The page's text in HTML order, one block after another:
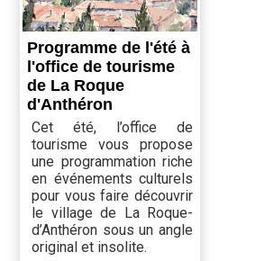
Programme de l'été à
l'office de tourisme
de La Roque
d'Anthéron
Cet été, l’office de
tourisme vous propose
une programmation riche
en événements culturels
pour vous faire découvrir
le village de La Roque-
d’Anthéron sous un angle
original et insolite.